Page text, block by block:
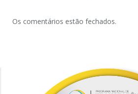
Os comentários estão fechados.